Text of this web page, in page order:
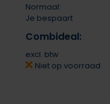
Normaal:
Je bespaart
Combideal:
excl. btw
Niet op voorraad